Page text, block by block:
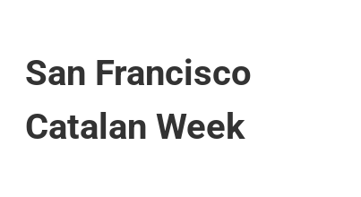
San Francisco
Catalan Week